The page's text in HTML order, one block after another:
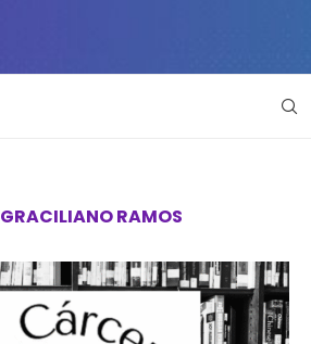
GRACILIANO RAMOS